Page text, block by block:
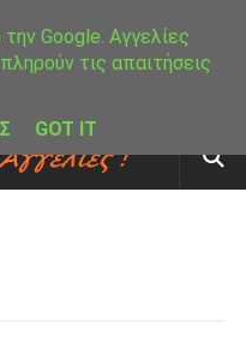
Google. Αγγελίες
τις απαιτήσεις
GOT IT